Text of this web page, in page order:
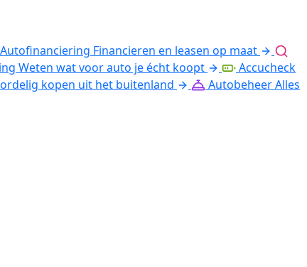
Autofinanciering Financieren en leasen op maat
Weten wat voor auto je écht koopt
Accucheck
kopen uit het buitenland AutobeheerAlles